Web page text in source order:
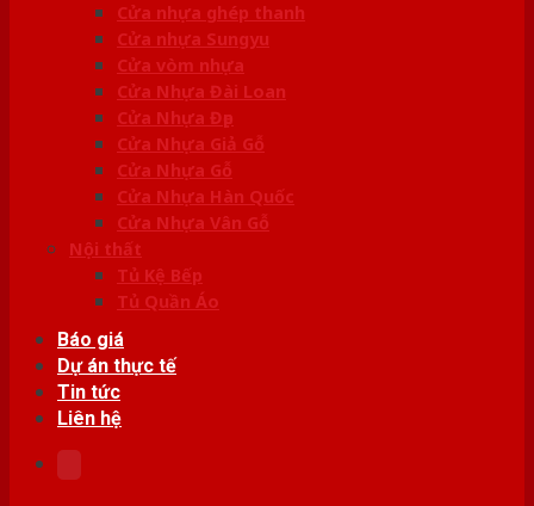
Cửa nhựa ghép thanh
Cửa nhựa Sungyu
Cửa vòm nhựa
Cửa Nhựa Đài Loan
Cửa Nhựa Đẹp
Cửa Nhựa Giả Gỗ
Cửa Nhựa Gỗ
Cửa Nhựa Hàn Quốc
Cửa Nhựa Vân Gỗ
Nội thất
Tủ Kệ Bếp
Tủ Quần Áo
Báo giá
Dự án thực tế
Tin tức
Liên hệ